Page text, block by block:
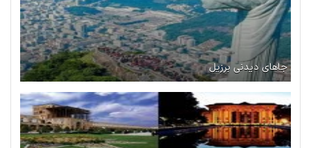
جاهای دیدنی برزیل